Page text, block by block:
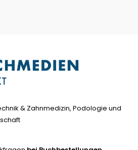
& Zahnmedizin, Podologie und